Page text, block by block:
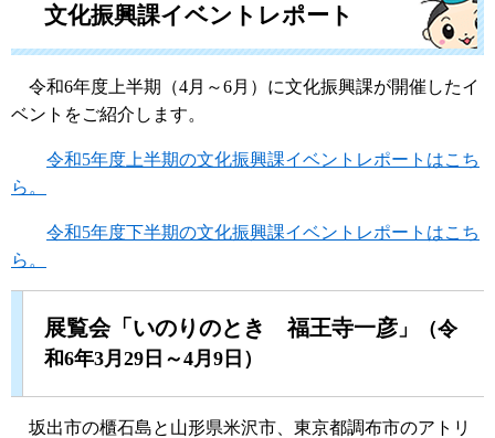
​文化振興課イベントレポート
令和6年度上半期（4月～6月）に文化振興課が開催したイ
ベントをご紹介します。
令和5年度上半期の文化振興課イベントレポートはこち
ら。
令和5年度下半期の文化振興課イベントレポートはこち
ら。
展覧会「いのりのとき 福王寺一彦 」（令
和6年3月29日～4月9日）
坂出市の櫃石島と山形県米沢市、東京都調布市のアトリ